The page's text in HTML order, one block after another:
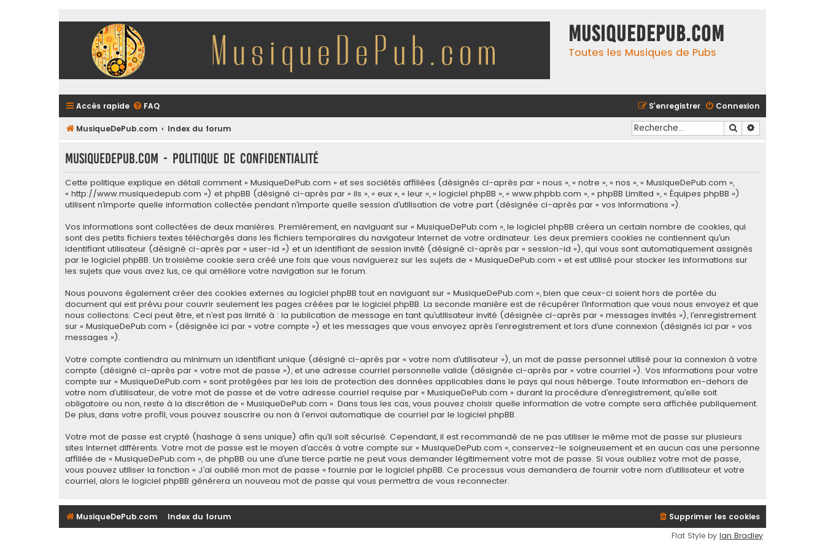
MusiqueDePub.com
Toutes les Musiques de Pubs
Accès rapide FAQ Connexion
S’enregistrer
MusiqueDePub.com Index du forum Rechercher
MusiqueDePub.com - Politique de confidentialité
Cette politique explique en détail comment « MusiqueDePub.com » et ses sociétés affiliées (désignés ci-après par « nous », « notre », « nos », « MusiqueDePub.com »,
« http://www.musiquedepub.com ») et phpBB (désigné ci-après par « ils », « eux », « leur », « logiciel phpBB », « www.phpbb.com », « phpBB Limited », « Équipes phpBB »)
utilisent n’importe quelle information collectée pendant n’importe quelle session d’utilisation de votre part (désignée ci-après par « vos informations »).
Vos informations sont collectées de deux manières. Premièrement, en naviguant sur « MusiqueDePub.com », le logiciel phpBB créera un certain nombre de cookies, qui
sont des petits fichiers textes téléchargés dans les fichiers temporaires du navigateur Internet de votre ordinateur. Les deux premiers cookies ne contiennent qu’un
identifiant utilisateur (désigné ci-après par « user-id ») et un identifiant de session invité (désigné ci-après par « session-id »), qui vous sont automatiquement assignés
par le logiciel phpBB. Un troisième cookie sera créé une fois que vous naviguerez sur les sujets de « MusiqueDePub.com » et est utilisé pour stocker les informations sur
les sujets que vous avez lus, ce qui améliore votre navigation sur le forum.
Nous pouvons également créer des cookies externes au logiciel phpBB tout en naviguant sur « MusiqueDePub.com », bien que ceux-ci soient hors de portée du
document qui est prévu pour couvrir seulement les pages créées par le logiciel phpBB. La seconde manière est de récupérer l’information que vous nous envoyez et que
nous collectons. Ceci peut être, et n’est pas limité à : la publication de message en tant qu’utilisateur invité (désignée ci-après par « messages invités »), l’enregistrement
sur « MusiqueDePub.com » (désignée ici par « votre compte ») et les messages que vous envoyez après l’enregistrement et lors d’une connexion (désignés ici par « vos
messages »).
Votre compte contiendra au minimum un identifiant unique (désigné ci-après par « votre nom d’utilisateur »), un mot de passe personnel utilisé pour la connexion à votre
compte (désigné ci-après par « votre mot de passe »), et une adresse courriel personnelle valide (désignée ci-après par « votre courriel »). Vos informations pour votre
compte sur « MusiqueDePub.com » sont protégées par les lois de protection des données applicables dans le pays qui nous héberge. Toute information en-dehors de
votre nom d’utilisateur, de votre mot de passe et de votre adresse courriel requise par « MusiqueDePub.com » durant la procédure d’enregistrement, qu’elle soit
obligatoire ou non, reste à la discrétion de « MusiqueDePub.com ». Dans tous les cas, vous pouvez choisir quelle information de votre compte sera affichée publiquement.
De plus, dans votre profil, vous pouvez souscrire ou non à l’envoi automatique de courriel par le logiciel phpBB.
Votre mot de passe est crypté (hashage à sens unique) afin qu’il soit sécurisé. Cependant, il est recommandé de ne pas utiliser le même mot de passe sur plusieurs
sites Internet différents. Votre mot de passe est le moyen d’accès à votre compte sur « MusiqueDePub.com », conservez-le soigneusement et en aucun cas une personne
affiliée de « MusiqueDePub.com », de phpBB ou une d’une tierce partie ne peut vous demander légitimement votre mot de passe. Si vous oubliez votre mot de passe,
vous pouvez utiliser la fonction « J’ai oublié mon mot de passe » fournie par le logiciel phpBB. Ce processus vous demandera de fournir votre nom d’utilisateur et votre
courriel, alors le logiciel phpBB générera un nouveau mot de passe qui vous permettra de vous reconnecter.
MusiqueDePub.com Index du forum
Supprimer les cookies
Flat Style by Ian Bradley